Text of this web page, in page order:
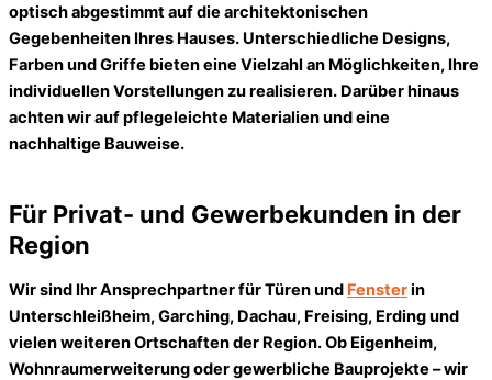
optisch abgestimmt auf die architektonischen
Gegebenheiten Ihres Hauses. Unterschiedliche Designs,
Farben und Griffe bieten eine Vielzahl an Möglichkeiten, Ihre
individuellen Vorstellungen zu realisieren. Darüber hinaus
achten wir auf pflegeleichte Materialien und eine
nachhaltige Bauweise.
Für Privat- und Gewerbekunden in der
Region
Wir sind Ihr Ansprechpartner für Türen und Fensterin
Unterschleißheim, Garching, Dachau, Freising, Erding und
vielen weiteren Ortschaften der Region. Ob Eigenheim,
Wohnraumerweiterung oder gewerbliche Bauprojekte – wir